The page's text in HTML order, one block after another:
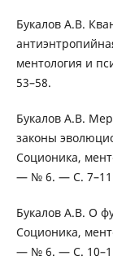
Букалов А.В.
ментология и
53–58.
Букалов А.В.
законы
Соционика,
— № 6. — С.
Букалов А.В. О
Соционика,
— № 6. — С.